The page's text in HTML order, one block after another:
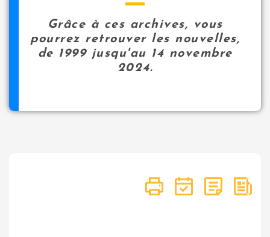
Grâce à ces archives, vous
pourrez retrouver les nouvelles,
de 1999 jusqu'au 14 novembre
2024.